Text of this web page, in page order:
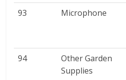
93 Microphone
94
Other Garden
Supplies